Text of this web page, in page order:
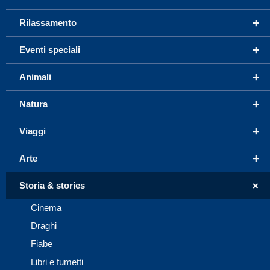
+
Rilassamento
+
Eventi speciali
+
Animali
+
Natura
+
Viaggi
+
Arte
+
Storia & stories
Cinema
Draghi
Fiabe
Libri e fumetti